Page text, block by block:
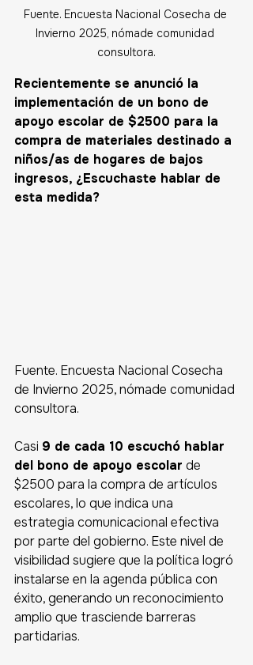
Fuente. Encuesta Nacional Cosecha de
Invierno 2025, nómade comunidad
consultora.
Recientemente se anunció la
implementación de un bono de
apoyo escolar de $2500 para la
compra de materiales destinado a
niños/as de hogares de bajos
ingresos, ¿Escuchaste hablar de
esta medida?
Fuente. Encuesta Nacional Cosecha
de Invierno 2025, nómade comunidad
consultora.
Casi 9 de cada 10 escuchó hablar
del bono de apoyo escolar de
$2500 para la compra de artículos
escolares, lo que indica una
estrategia comunicacional efectiva
por parte del gobierno. Este nivel de
visibilidad sugiere que la política logró
instalarse en la agenda pública con
éxito, generando un reconocimiento
amplio que trasciende barreras
partidarias.